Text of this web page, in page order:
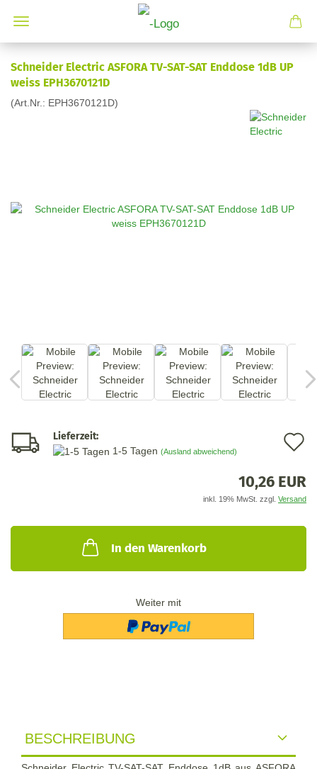
Schneider Electric ASFORA TV-SAT-SAT Enddose 1dB UP
weiss EPH3670121D
(Art.Nr.: EPH3670121D)
Lieferzeit:
1-5 Tagen (Ausland abweichend)
10,26 EUR
inkl. 19% MwSt. zzgl. Versand
In den Warenkorb
Weiter mit
BESCHREIBUNG